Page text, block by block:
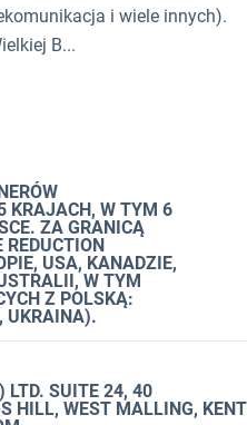
i wiele innych).
B...
KRAJACH, W TYM 6
ZA GRANICĄ
REDUCTION
USA, KANADZIE,
W TYM
Z POLSKĄ:
UKRAINA).
LTD. SUITE 24, 40
HILL, WEST MALLING, KENT